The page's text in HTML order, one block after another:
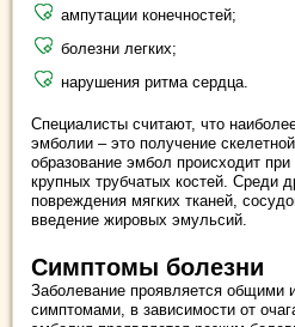
ампутации конечностей;
болезни легких;
нарушения ритма сердца.
Специалисты считают, что
эмболии – это получение
образование эмбол происходит
крупных трубчатых костей. Среди
повреждения мягких тканей,
введение жировых эмульсий.
Симптомы болезни
Заболевание проявляется общими
симптомами, в зависимости от